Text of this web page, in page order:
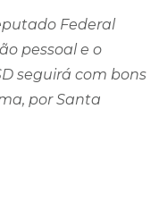
Federal
pessoal e o
seguirá com bons
por Santa